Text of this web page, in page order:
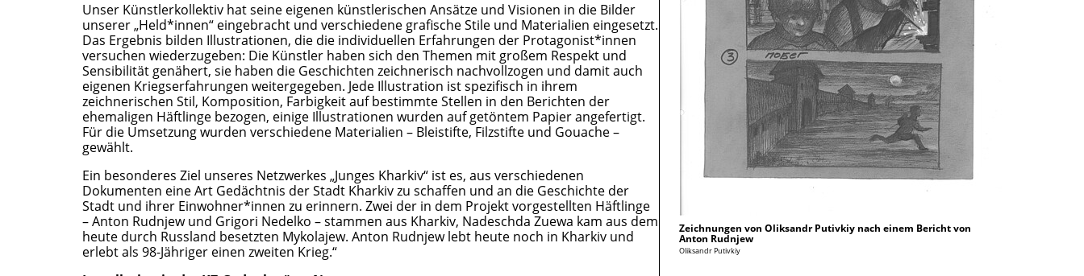
Unser Künstlerkollektiv hat seine eigenen künstlerischen Ansätze und Visionen in die Bilder
unserer „Held*innen“ eingebracht und verschiedene grafische Stile und Materialien eingesetzt.
Das Ergebnis bilden Illustrationen, die die individuellen Erfahrungen der Protagonist*innen
versuchen wiederzugeben: Die Künstler haben sich den Themen mit großem Respekt und
Sensibilität genähert, sie haben die Geschichten zeichnerisch nachvollzogen und damit auch
eigenen Kriegserfahrungen weitergegeben. Jede Illustration ist spezifisch in ihrem
zeichnerischen Stil, Komposition, Farbigkeit auf bestimmte Stellen in den Berichten der
ehemaligen Häftlinge bezogen, einige Illustrationen wurden auf getöntem Papier angefertigt.
Für die Umsetzung wurden verschiedene Materialien – Bleistifte, Filzstifte und Gouache –
gewählt.
Ein besonderes Ziel unseres Netzwerkes „Junges Kharkiv“ ist es, aus verschiedenen
Dokumenten eine Art Gedächtnis der Stadt Kharkiv zu schaffen und an die Geschichte der
Stadt und ihrer Einwohner*innen zu erinnern. Zwei der in dem Projekt vorgestellten Häftlinge
– Anton Rudnjew und Grigori Nedelko – stammen aus Kharkiv, Nadeschda Zuewa kam aus dem
heute durch Russland besetzten Mykolajew. Anton Rudnjew lebt heute noch in Kharkiv und
erlebt als 98-Jähriger einen zweiten Krieg.“
Zeichnungen von Oliksandr Putivkiy nach einem Bericht von
Anton Rudnjew
Oliksandr Putivkiy